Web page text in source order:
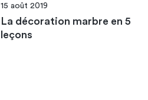
15 août 2019
La décoration marbre en 5
leçons